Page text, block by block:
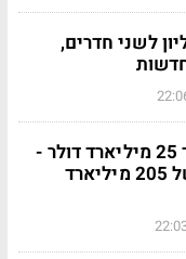
2.2 מיליון לשני חדרים,
אלפאבית מגייסת עד 25 מיליארד דולר -
כדי לממן השקעות של 205 מיליארד